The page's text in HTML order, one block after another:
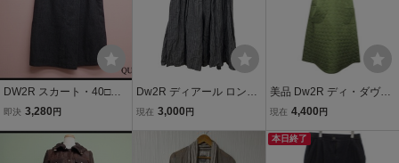
DW2R スカート・40□マ
ツオインターナショナル/
ディース/@A1/25師1-6
即決 3,280 円
Dw2R ディアール ロング
スカート 38 麻100%
現在 3,000 円
美品 Dw2R ディ・ダヴ
ル・トゥアール キルティ
ワンピース ドレス ノース
リーブ ロング 38 グリー
現在 4,400 円
本日終了